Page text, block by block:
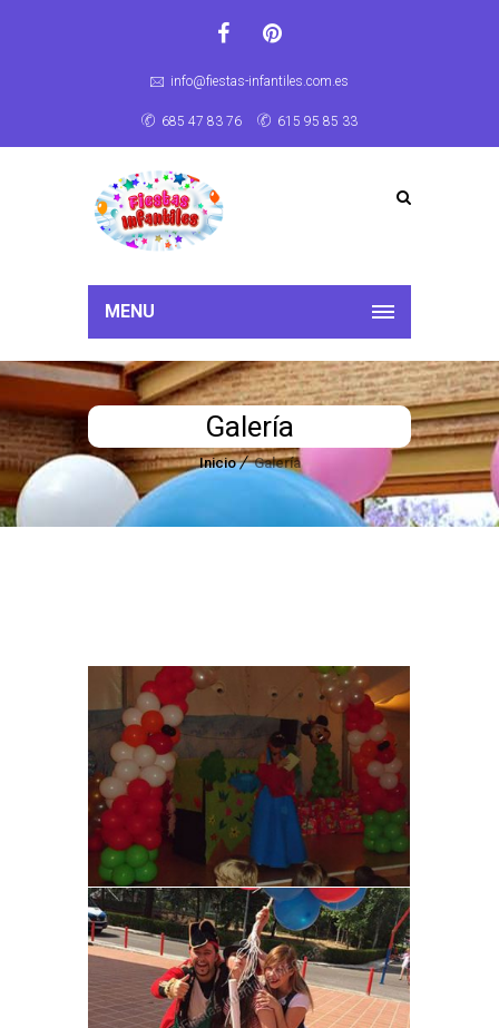
info@fiestas-infantiles.com.es
685 47 83 76 615 95 85 33
MENU
Galería
Inicio Galería